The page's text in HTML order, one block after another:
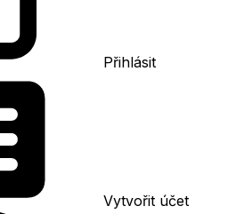
Přihlásit
Vytvořit účet